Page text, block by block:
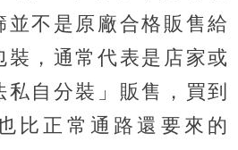
並不是原廠合格販售給
裝，通常代表是店家或
自分裝」販售，買到
比正常通路還要來的